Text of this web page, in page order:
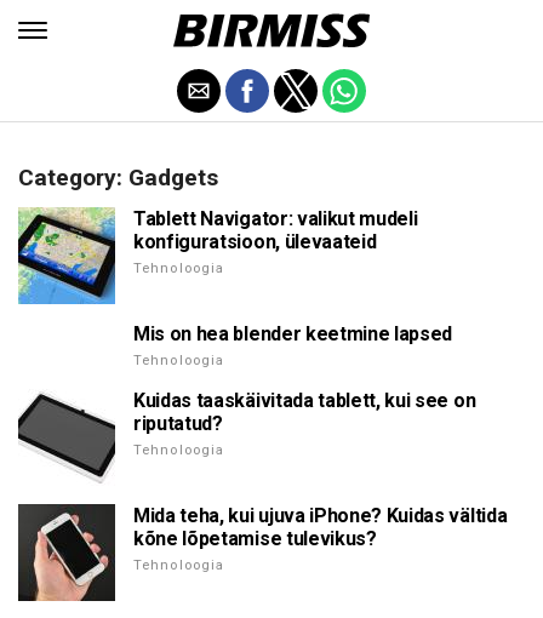
Category: Gadgets
Tablett Navigator: valikut mudeli
konfiguratsioon, ülevaateid
Tehnoloogia
Mis on hea blender keetmine lapsed
Tehnoloogia
Kuidas taaskäivitada tablett, kui see on
riputatud?
Tehnoloogia
Mida teha, kui ujuva iPhone? Kuidas vältida
kõne lõpetamise tulevikus?
Tehnoloogia